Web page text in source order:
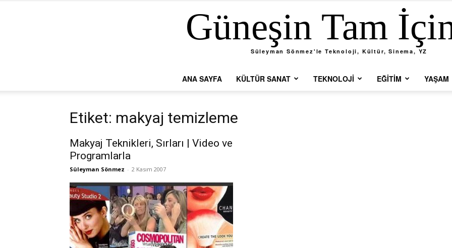
Güneşin Tam
Süleyman Sönmez'le Teknoloji, Kültür, Sinema, YZ
ANA SAYFA KÜLTÜR SANAT TEKNOLOJI EĞITIM YAŞAM
Etiket: makyaj temizleme
Makyaj Teknikleri, Sırları | Video ve
Programlarla
Süleyman Sönmez - 2 Kasım 2007